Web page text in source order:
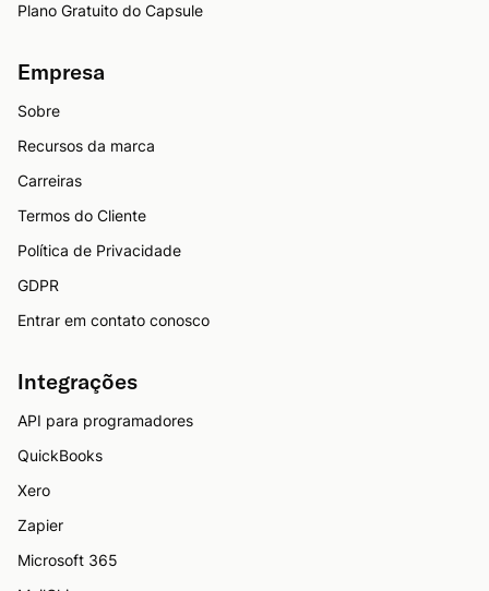
Plano Gratuito do Capsule
Empresa
Sobre
Recursos da marca
Carreiras
Termos do Cliente
Política de Privacidade
GDPR
Entrar em contato conosco
Integrações
API para programadores
QuickBooks
Xero
Zapier
Microsoft 365